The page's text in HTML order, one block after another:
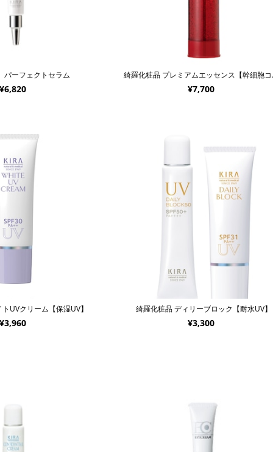
ーフェクトセラム 綺羅
¥7,700
UVクリーム【保湿UV】 綺羅化粧品 ディリーブロック【耐水UV】
¥3,300